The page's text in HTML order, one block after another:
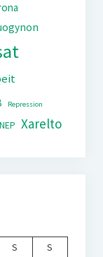
Repression
Xarelto
S
S